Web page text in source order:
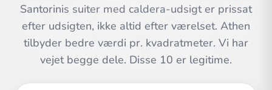
Leaflet |©
contributors | ©
CARTO
Santorinis suiter med caldera-udsigt er prissat
efter udsigten, ikke altid efter værelset. Athen
tilbyder bedre værdi pr. kvadratmeter. Vi har
vejet begge dele. Disse 10 er legitime.